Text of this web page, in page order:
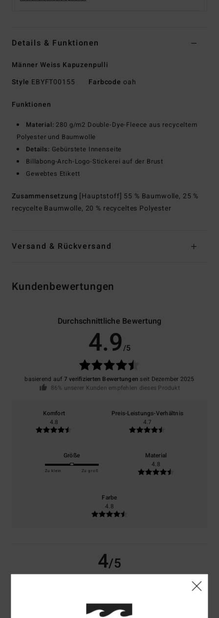
Details & Funktionen
Männer Weiss Kapuzenpulli
Style EBYFT00155 Farbcode oah
Funktionen
Material: 280 g/m2 Double-Dye-Fleece aus recyceltem
Polyester und Baumwolle
Details: Gebürstete Innenseite
Billabong-Arch-Logo-Stickerei auf der Brust
Gewebtes Etikett
Zusammensetzung [Hauptstoff] 55 % Baumwolle, 25 %
recycelte Baumwolle, 20 % recyceltes Polyester
Versand & Rückversand
Kundenbewertungen
Durchschnittliche Bewertung
4.9/5
basierend auf 7 verifizierten Bewertungen seit Dezember 2025
86% unserer Kunden empfehlen dieses Produkt
Komfort
4.8
Preis-Leistungs-Verhältnis
4.7
Größe
Zu klein Zu groß
Material
4.8
Farbe
4.8
4/5